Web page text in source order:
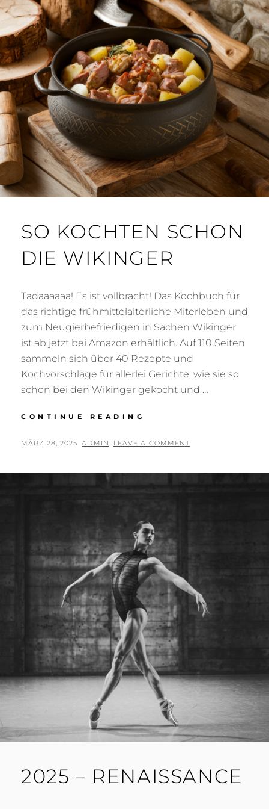
SO KOCHTEN SCHON
DIE WIKINGER
Tadaaaaaa! Es ist vollbracht! Das Kochbuch für
das richtige frühmittelalterliche Miterleben und
zum Neugierbefriedigen in Sachen Wikinger
ist ab jetzt bei Amazon erhältlich. Auf 110 Seiten
sammeln sich über 40 Rezepte und
Kochvorschläge für allerlei Gerichte, wie sie so
schon bei den Wikinger gekocht und …
CONTINUE READING
SCHON
POSTED
MÄRZ 28, 2025 BY
ADMIN LEAVE A COMMENT
2025 – RENAISSANCE